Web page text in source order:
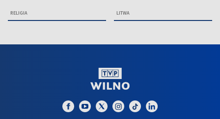
RELIGIA LITWA